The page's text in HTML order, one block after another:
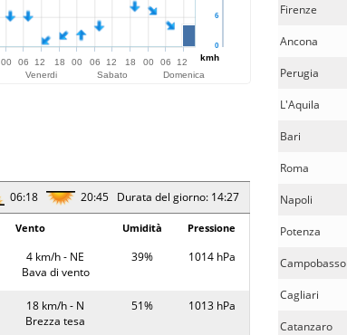
Firenze
Ancona
Perugia
L'Aquila
Bari
Roma
Napoli
Potenza
Campobasso
Cagliari
Catanzaro
kmh
00 06
12
Venerdi
18 00 06
12
Sabato
18 00 06
12
Domenica
0
6
06:18 20:45 Durata del giorno: 14:27
Vento Umidità Pressione
4 km/h - NE
Bava di vento
39% 1014 hPa
18 km/h - N
Brezza tesa
51% 1013 hPa